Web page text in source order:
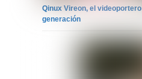
Qinux Vireon, el
generación